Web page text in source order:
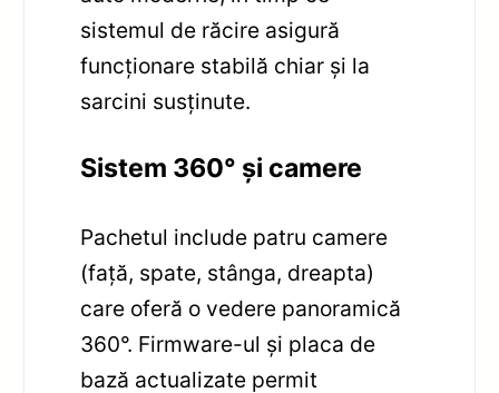
sistemul de răcire asigură
funcționare stabilă chiar și la
sarcini susținute.
Sistem 360° și camere
Pachetul include patru camere
(față, spate, stânga, dreapta)
care oferă o vedere panoramică
360°. Firmware-ul și placa de
bază actualizate permit